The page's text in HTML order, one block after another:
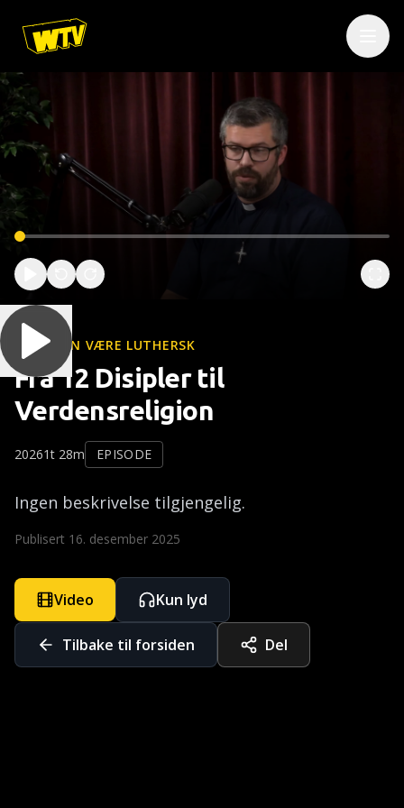
HVORDAN VÆRE LUTHERSK
Fra 12 Disipler til
Verdensreligion
20261t 28m EPISODE
Ingen beskrivelse tilgjengelig.
Publisert 16. desember 2025
Video Kun lyd
Tilbake til forsiden Del